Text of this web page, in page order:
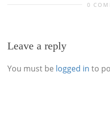
0
Leave a reply
You must be logged in to